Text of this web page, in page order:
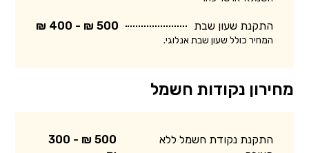
התקנת שעון שבת 500 ₪ - 400 ₪
המחיר כולל שעון שבת אנלוגי.
מחירון נקודות חשמל
התקנת נקודת חשמל ללא
500 ₪ - 300